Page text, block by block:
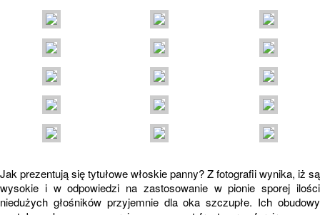
Jak prezentują się tytułowe włoskie panny? Z fotografii wynika, iż są
wysokie i w odpowiedzi na zastosowanie w pionie sporej ilości
niedużych głośników przyjemnie dla oka szczupłe. Ich obudowy